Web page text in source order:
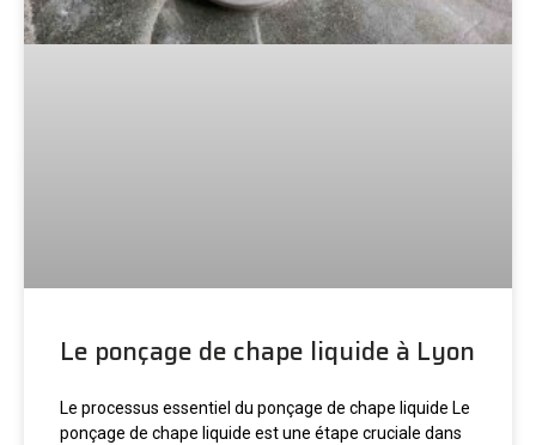
Le ponçage de chape liquide à Lyon
Le processus essentiel du ponçage de chape liquide Le
ponçage de chape liquide est une étape cruciale dans